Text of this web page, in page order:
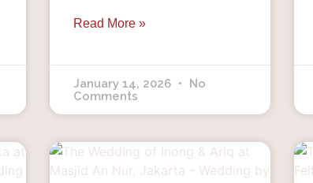
Read More »
January 14, 2026
No
Comments